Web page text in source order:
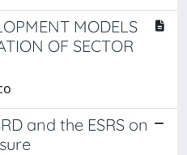
MODELS
OF SECTOR
and the ESRS on